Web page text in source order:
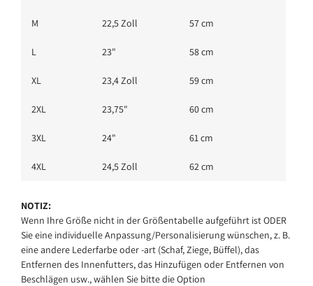
M 22,5 Zoll 57 cm
L 23" 58 cm
XL 23,4 Zoll 59 cm
2XL 23,75" 60 cm
3XL 24" 61 cm
4XL 24,5 Zoll 62 cm
NOTIZ:
Wenn Ihre Größe nicht in der Größentabelle aufgeführt ist ODER
Sie eine individuelle Anpassung/Personalisierung wünschen, z. B.
eine andere Lederfarbe oder -art (Schaf, Ziege, Büffel), das
Entfernen des Innenfutters, das Hinzufügen oder Entfernen von
Beschlägen usw., wählen Sie bitte die Option